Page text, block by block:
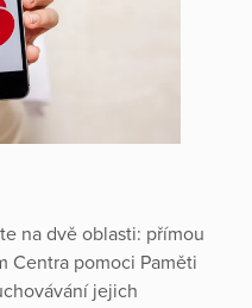
na dvě oblasti: přímou
Centra pomoci Paměti
jejich